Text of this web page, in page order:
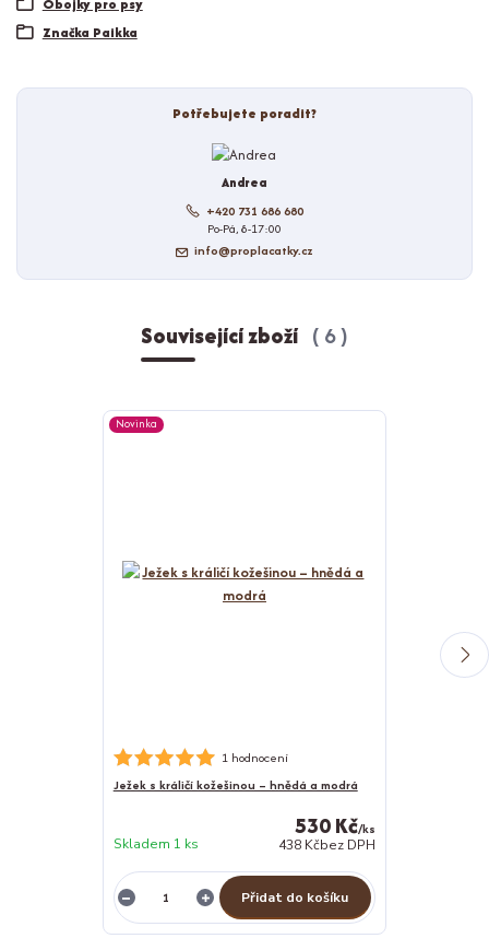
Značka Paikka
Potřebujete poradit?
Andrea
+420 731 686 680
Po-Pá, 8-17:00
info@proplacatky.cz
Související zboží 6
Novinka
1 hodnocení
Ježek s králičí kožešinou – hnědá a modrá
530 Kč/ks
438 Kčbez DPH
Skladem 1 ks
Přidat do košíku